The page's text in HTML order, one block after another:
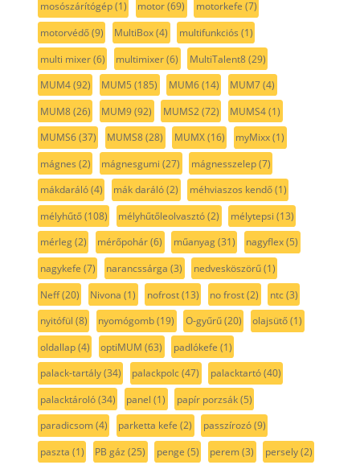
mosószárítógép(1) motor(69) motorkefe (7)
motorvédő(9) MultiBox(4) multifunkciós (1)
multi mixer(6) multimixer(6) MultiTalent8(29)
MUM4(92) MUM5 (185) MUM6(14) MUM7(4)
MUM8(26) MUM9(92) MUMS2(72) MUMS4(1)
MUMS6(37) MUMS8(28) MUMX(16) myMixx(1)
mágnes (2) mágnesgumi (27) mágnesszelep(7)
mákdaráló(4) mák daráló(2) méhviaszos kendő(1)
mélyhűtő(108) mélyhűtőleolvasztó(2) mélytepsi (13)
mérleg(2) mérőpohár(6) műanyag(31) nagyflex(5)
nagykefe (7) narancssárga (3) nedvesköszörű(1)
Neff(20) Nivona (1) nofrost(13) no frost(2) ntc(3)
nyitófül (8) nyomógomb(19) O-gyűrű(20) olajsütő(1)
oldallap(4) optiMUM (63) padlókefe (1)
palack-tartály(34) palackpolc(47) palacktartó(40)
palacktároló(34) panel (1) papír porzsák(5)
paradicsom(4) parketta kefe (2) passzírozó(9)
paszta (1) PB gáz (25) penge (5) perem(3) persely(2)